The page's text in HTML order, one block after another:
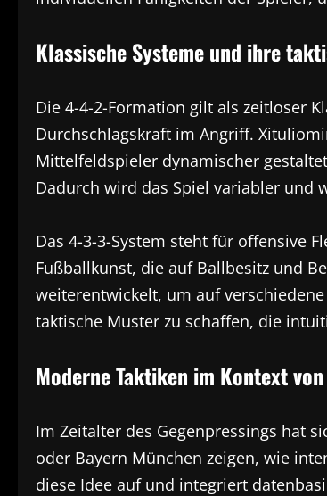
Klassische Systeme und ihre
Die 4-4-2-Formation gilt als zeitloser
Durchschlagskraft im Angriff.
Mittelfeldspieler dynamischer
Dadurch wird das Spiel variabler und
Das 4-3-3-System steht für offensive
Fußballkunst, die auf Ballbesitz und
weiterentwickelt, um auf
taktische Muster zu schaffen, die
Moderne Taktiken im Kontext
Im Zeitalter des Gegenpressings hat
oder Bayern München zeigen, wie
diese Idee auf und integriert